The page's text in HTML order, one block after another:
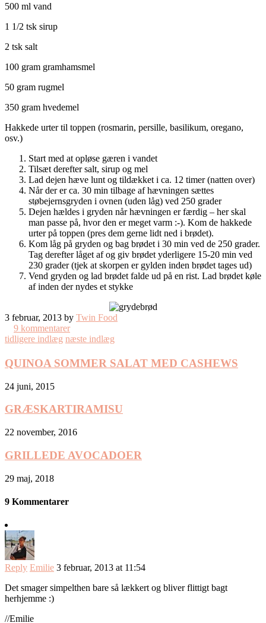
500 ml vand
1 1/2 tsk sirup
2 tsk salt
100 gram gramhamsmel
50 gram rugmel
350 gram hvedemel
Hakkede urter til toppen (rosmarin, persille, basilikum, oregano,
osv.)
Start med at opløse gæren i vandet
Tilsæt derefter salt, sirup og mel
Lad dejen hæve lunt og tildækket i ca. 12 timer (natten over)
Når der er ca. 30 min tilbage af hævningen sættes
støbejernsgryden i ovnen (uden låg) ved 250 grader
Dejen hældes i gryden når hævningen er færdig – her skal
man passe på, hvor den er meget varm :-). Kom de hakkede
urter på toppen (pres dem gerne lidt ned i brødet).
Kom låg på gryden og bag brødet i 30 min ved de 250 grader.
Tag derefter låget af og giv brødet yderligere 15-20 min ved
230 grader (tjek at skorpen er gylden inden brødet tages ud)
Vend gryden og lad brødet falde ud på en rist. Lad brødet køle
af inden der nydes et stykke
3 februar, 2013 by Twin Food
9 kommentarer
tidligere indlæg næste indlæg
QUINOA SOMMER SALAT MED CASHEWS
24 juni, 2015
GRÆSKARTIRAMISU
22 november, 2016
GRILLEDE AVOCADOER
29 maj, 2018
9 Kommentarer
Reply Emilie 3 februar, 2013 at 11:54
Det smager simpelthen bare så lækkert og bliver flittigt bagt
herhjemme :)
//Emilie